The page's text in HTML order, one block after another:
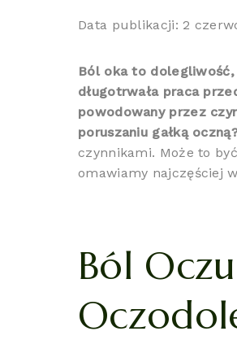
Data publikacji: 2
Ból oka to
długotrwała praca
powodowany przez
poruszaniu gałką
czynnikami. Może to
omawiamy najczęściej
Ból